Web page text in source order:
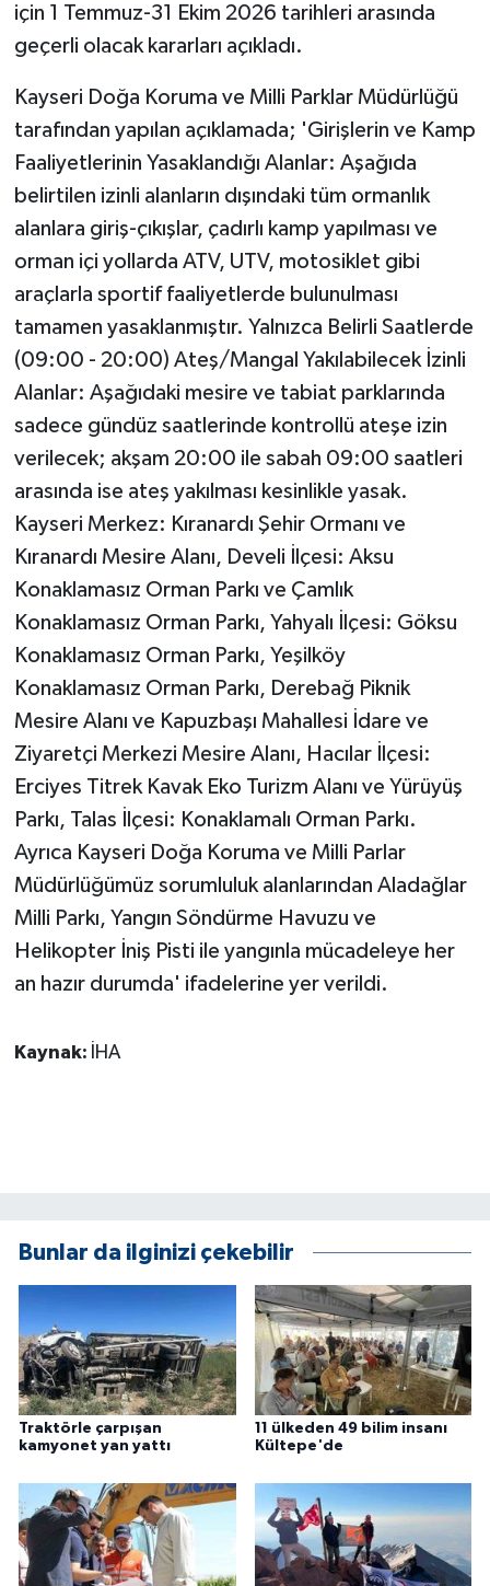
için 1 Temmuz-31 Ekim 2026 tarihleri arasında
geçerli olacak kararları açıkladı.
Kayseri Doğa Koruma ve Milli Parklar Müdürlüğü
tarafından yapılan açıklamada; 'Girişlerin ve Kamp
Faaliyetlerinin Yasaklandığı Alanlar: Aşağıda
belirtilen izinli alanların dışındaki tüm ormanlık
alanlara giriş-çıkışlar, çadırlı kamp yapılması ve
orman içi yollarda ATV, UTV, motosiklet gibi
araçlarla sportif faaliyetlerde bulunulması
tamamen yasaklanmıştır. Yalnızca Belirli Saatlerde
(09:00 - 20:00) Ateş/Mangal Yakılabilecek İzinli
Alanlar: Aşağıdaki mesire ve tabiat parklarında
sadece gündüz saatlerinde kontrollü ateşe izin
verilecek; akşam 20:00 ile sabah 09:00 saatleri
arasında ise ateş yakılması kesinlikle yasak.
Kayseri Merkez: Kıranardı Şehir Ormanı ve
Kıranardı Mesire Alanı, Develi İlçesi: Aksu
Konaklamasız Orman Parkı ve Çamlık
Konaklamasız Orman Parkı, Yahyalı İlçesi: Göksu
Konaklamasız Orman Parkı, Yeşilköy
Konaklamasız Orman Parkı, Derebağ Piknik
Mesire Alanı ve Kapuzbaşı Mahallesi İdare ve
Ziyaretçi Merkezi Mesire Alanı, Hacılar İlçesi:
Erciyes Titrek Kavak Eko Turizm Alanı ve Yürüyüş
Parkı, Talas İlçesi: Konaklamalı Orman Parkı.
Ayrıca Kayseri Doğa Koruma ve Milli Parlar
Müdürlüğümüz sorumluluk alanlarından Aladağlar
Milli Parkı, Yangın Söndürme Havuzu ve
Helikopter İniş Pisti ile yangınla mücadeleye her
an hazır durumda' ifadelerine yer verildi.
Kaynak: İHA
Bunlar da ilginizi çekebilir
Traktörle çarpışan
kamyonet yan yattı
11 ülkeden 49 bilim insanı
Kültepe'de
HABERDE İNSAN
İNSAN
İş Dünyası
Jandarma
Kadın
KÜLTÜR SANAT
Otomobil
POLİTİKA
SİYASET
SPOR HABERLERİ
TEKNOLOJİ
Turizm
ÜLKE GÜNDEMİ
YAŞAM
YEREL
Yerel Haberler